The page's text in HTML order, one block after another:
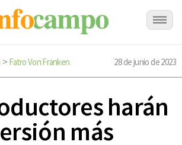
> Fatro Von Franken 28 de junio de 2023
harán
más